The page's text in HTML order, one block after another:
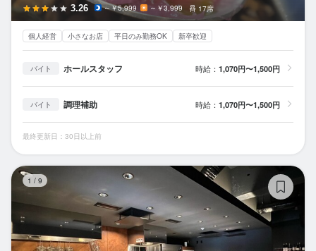
3.26 ～￥5,999 ～￥3,999 17席
個人経営 小さなお店 平日のみ勤務OK 新卒歓迎
バイト ホールスタッフ 時給： 1,070円〜1,500円
バイト 調理補助 時給： 1,070円〜1,500円
最終更新日：30日以上前
1 / 9